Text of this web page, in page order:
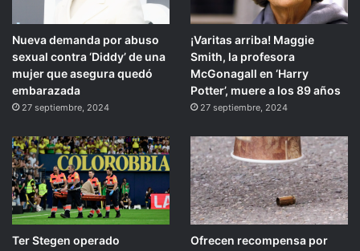
Nueva demanda por abuso
sexual contra ‘Diddy’ de una
mujer que asegura quedó
embarazada
27 septiembre, 2024
¡Varitas arriba! Maggie
Smith, la profesora
McGonagall en ‘Harry
Potter’, muere a los 89 años
27 septiembre, 2024
Ter Stegen operado
Ofrecen recompensa por